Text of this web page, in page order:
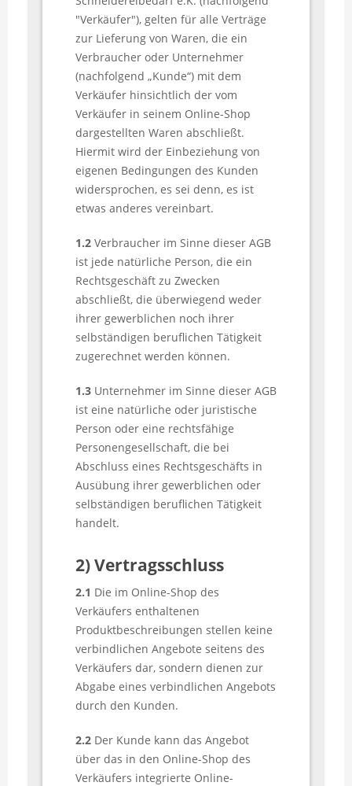
"Verkäufer"), gelten für alle Verträge
zur Lieferung von Waren, die ein
Verbraucher oder Unternehmer
(nachfolgend „Kunde“) mit dem
Verkäufer hinsichtlich der vom
Verkäufer in seinem Online-Shop
dargestellten Waren abschließt.
Hiermit wird der Einbeziehung von
eigenen Bedingungen des Kunden
widersprochen, es sei denn, es ist
etwas anderes vereinbart.
1.2Verbraucher im Sinne dieser AGB
ist jede natürliche Person, die ein
Rechtsgeschäft zu Zwecken
abschließt, die überwiegend weder
ihrer gewerblichen noch ihrer
selbständigen beruflichen Tätigkeit
zugerechnet werden können.
1.3Unternehmer im Sinne dieser AGB
ist eine natürliche oder juristische
Person oder eine rechtsfähige
Personengesellschaft, die bei
Abschluss eines Rechtsgeschäfts in
Ausübung ihrer gewerblichen oder
selbständigen beruflichen Tätigkeit
handelt.
2) Vertragsschluss
2.1 Die im Online-Shop des
Verkäufers enthaltenen
Produktbeschreibungen stellen keine
verbindlichen Angebote seitens des
Verkäufers dar, sondern dienen zur
Abgabe eines verbindlichen Angebots
durch den Kunden.
2.2Der Kunde kann das Angebot
über das in den Online-Shop des
Verkäufers integrierte Online-